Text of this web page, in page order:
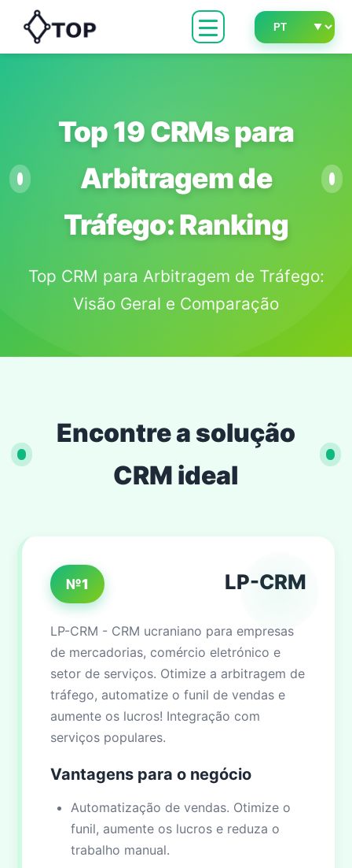
Top 19 CRMs para
Arbitragem de
Tráfego: Ranking
Top CRM para Arbitragem de Tráfego:
Visão Geral e Comparação
Encontre a solução
CRM ideal
№1 LP-CRM
LP-CRM - CRM ucraniano para empresas
de mercadorias, comércio eletrónico e
setor de serviços. Otimize a arbitragem de
tráfego, automatize o funil de vendas e
aumente os lucros! Integração com
serviços populares.
Vantagens para o negócio
Automatização de vendas. Otimize o
funil, aumente os lucros e reduza o
trabalho manual.